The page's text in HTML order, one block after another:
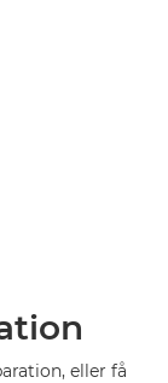
eller få